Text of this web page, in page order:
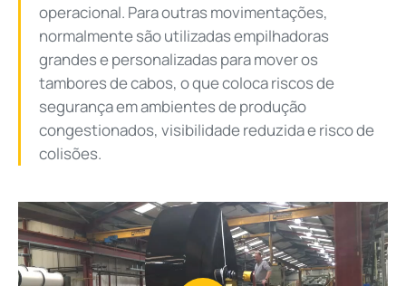
operacional. Para outras movimentações,
normalmente são utilizadas empilhadoras
grandes e personalizadas para mover os
tambores de cabos, o que coloca riscos de
segurança em ambientes de produção
congestionados, visibilidade reduzida e risco de
colisões.